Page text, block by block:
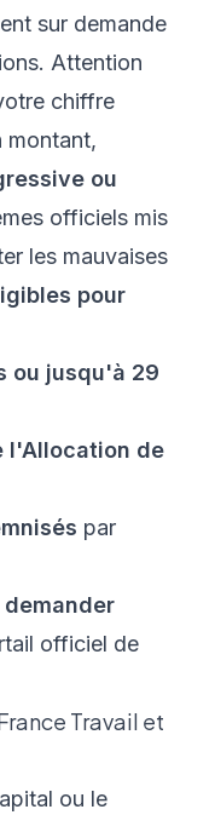
sur demande
Attention
chiffre
montant,
ou
officiels mis
les mauvaises
pour
ou jusqu'à 29
l'Allocation de
par
officiel de
Travail et
ou le